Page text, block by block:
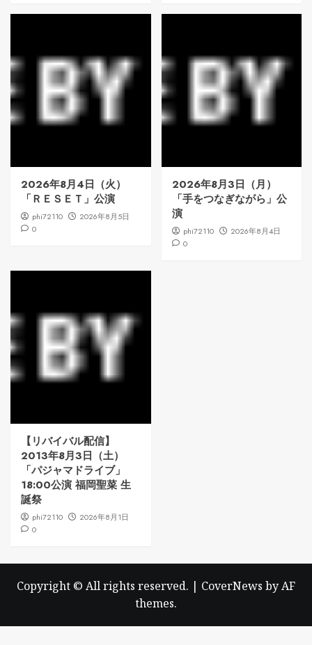
2026年8月4日（火）
「ＲＥＳＥＴ」公演
phi72110
2026年8月5日
0
2026年8月3日（月）
「手をつなぎながら」公
演
phi72110
2026年8月4日
0
【リバイバル配信】
2013年8月3日（土）
「パジャマドライブ」
18:00公演 福岡聖菜 生
誕祭
phi72110
2026年8月1日
0
Copyright © All rights reserved. | CoverNews by AF
themes.